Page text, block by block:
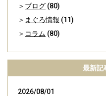
ブログ (80)
まぐろ情報 (11)
コラム (80)
最新記
2026/08/01